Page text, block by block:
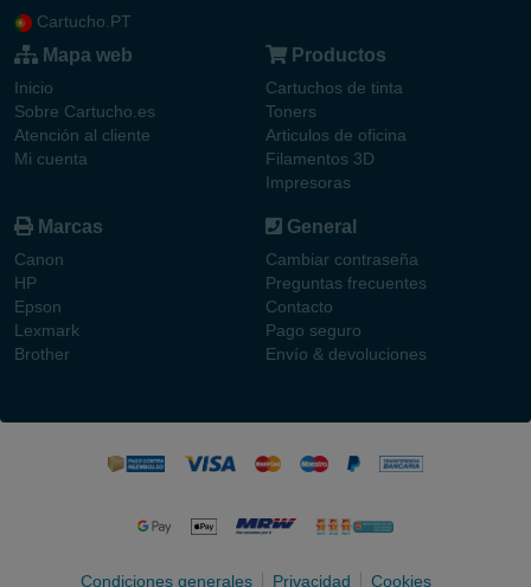
Cartucho.PT
Mapa web
Inicio
Sobre Cartucho.es
Atención al cliente
Mi cuenta
Productos
Cartuchos de tinta
Toners
Articulos de oficina
Filamentos 3D
Impresoras
Marcas
Canon
HP
Epson
Lexmark
Brother
General
Cambiar contraseña
Preguntas frecuentes
Contacto
Pago seguro
Envío & devoluciones
Condiciones generales Privacidad Cookies